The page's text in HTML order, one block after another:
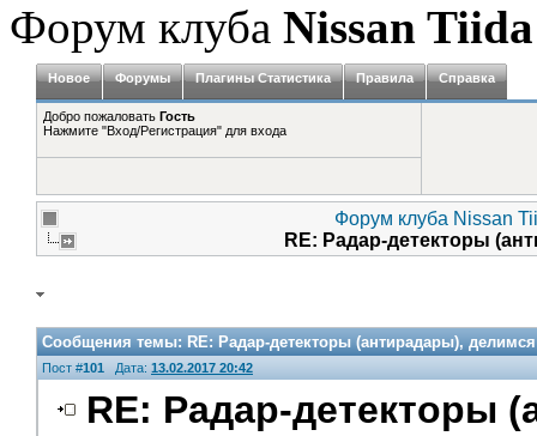
Форум клуба Nissan Tiida
Новое Форумы Плагины Статистика Правила Справка
Добро пожаловать Гость
Нажмите "Вход/Регистрация" для входа
Форум клуба Nissan
RE: Радар-детекторы
Сообщения темы:RE: Радар-детекторы (антирадары),
Пост #101 Дата: 13.02.2017 20:42
RE: Радар-детекторы